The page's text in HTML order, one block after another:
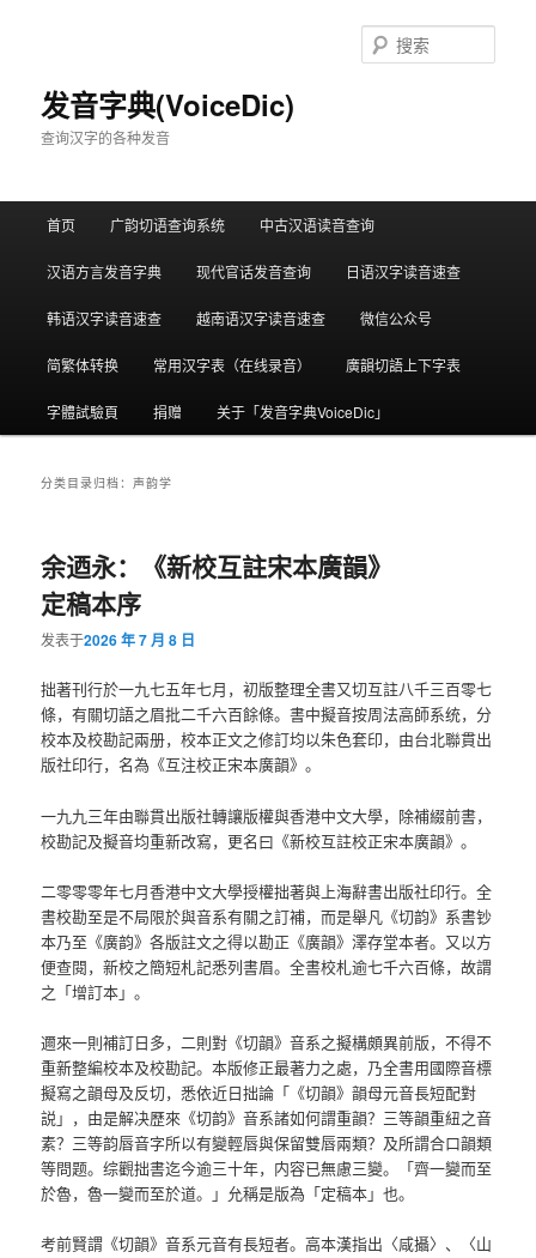
发音字典(VoiceDic)
查询汉字的各种发音
索
首页 广韵切语查询系统 中古汉语读音查询
汉语方言发音字典 现代官话发音查询 日语汉字读音速查
韩语汉字读音速查 越南语汉字读音速查 微信公众号
简繁体转换 常用汉字表（在线录音） 廣韻切語上下字表
字體試驗頁 捐赠 关于「发音字典VoiceDic」
分类目录归档：声韵学
余迺永：《新校互註宋本廣韻》
定稿本序
发表于2026 年 7 月 8 日
拙著刊行於一九七五年七月，初版整理全書又切互註八千三百零七
條，有關切語之眉批二千六百餘條。書中擬音按周法高師系统，分
校本及校勘記兩册，校本正文之修訂均以朱色套印，由台北聯貫出
版社印行，名為《互注校正宋本廣韻》。
一九九三年由聯貫出版社轉讓版權與香港中文大學，除補綴前書，
校勘記及擬音均重新改寫，更名曰《新校互註校正宋本廣韻》。
二零零零年七月香港中文大學授權拙著與上海辭書出版社印行。全
書校勘至是不局限於與音系有關之訂補，而是舉凡《切韵》系書钞
本乃至《廣韵》各版註文之得以勘正《廣韻》澤存堂本者。又以方
便查閱，新校之簡短札記悉列書眉。全書校札逾七千六百條，故謂
之「增訂本」。
邇來一則補訂日多，二則對《切韻》音系之擬構頗異前版，不得不
重新整編校本及校勘記。本版修正最著力之處，乃全書用國際音標
擬寫之韻母及反切，悉依近日拙論「《切韻》韻母元音長短配對
説」，由是解决歷來《切韵》音系諸如何謂重韻？三等韻重紐之音
素？三等韵唇音字所以有變輕唇與保留雙唇兩類？及所謂合口韻類
等問题。综觀拙書迄今逾三十年，内容已無慮三變。「齊一變而至
於魯，魯一變而至於道。」允稱是版為「定稿本」也。
考前賢謂《切韻》音系元音有長短者。高本漢指出〈咸攝〉、〈山